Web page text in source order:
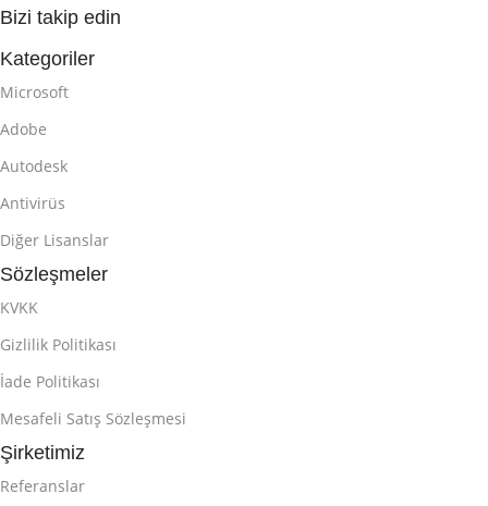
Bizi takip edin
Kategoriler
Microsoft
Adobe
Autodesk
Antivirüs
Diğer Lisanslar
Sözleşmeler
KVKK
Gizlilik Politikası
İade Politikası
Mesafeli Satış Sözleşmesi
Şirketimiz
Referanslar